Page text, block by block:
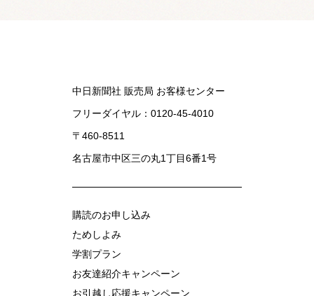
中日新聞社 販売局 お客様センター
フリーダイヤル： 0120-45-4010
〒460-8511
名古屋市中区三の丸1丁目6番1号
購読のお申し込み
ためしよみ
学割プラン
お友達紹介キャンペーン
お引越し応援キャンペーン